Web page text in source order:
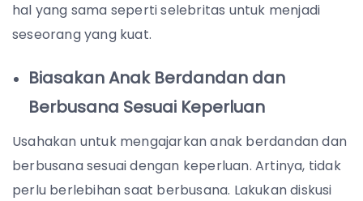
hal yang sama seperti selebritas untuk menjadi
seseorang yang kuat.
Biasakan Anak Berdandan dan
Berbusana Sesuai Keperluan
Usahakan untuk mengajarkan anak berdandan dan
berbusana sesuai dengan keperluan. Artinya, tidak
perlu berlebihan saat berbusana. Lakukan diskusi